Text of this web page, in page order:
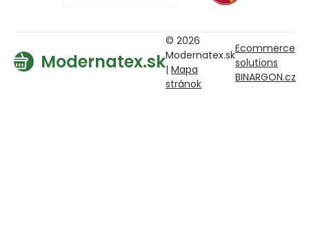
Modernatex.sk
© 2026
Modernatex.sk
| Mapa
stránok
Ecommerce
solutions
BINARGON.cz